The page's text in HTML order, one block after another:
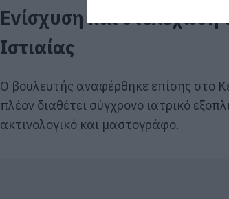
Ενίσχυση και στελέχωση
Ιστιαίας
Ο βουλευτής αναφέρθηκε επίσης στο
πλέον διαθέτει σύγχρονο ιατρικό
ακτινολογικό και μαστογράφο.